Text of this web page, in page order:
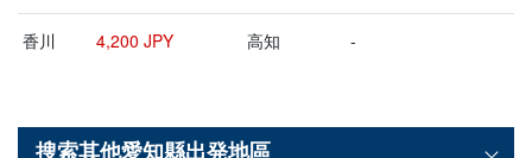
香川 4,200 JPY 高知 -
搜索其他愛知縣出発地區